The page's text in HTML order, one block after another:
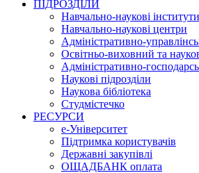
ПІДРОЗДІЛИ
Навчально-наукові
Навчально-наукові центри
Адміністративно-
Освітньо-виховний та
Адміністративно-
Наукові підрозділи
Наукова бібліотека
Студмістечко
РЕСУРСИ
е-Університет
Підтримка користувачів
Державні закупівлі
ОЩАДБАНК оплата